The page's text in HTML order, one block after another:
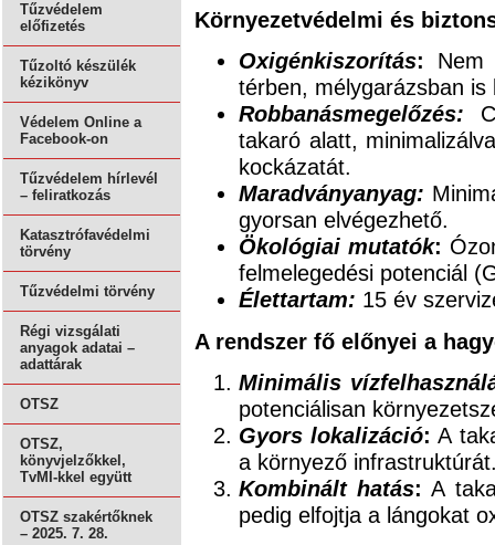
Tűzvédelem
előfizetés
Tűzoltó készülék
kézikönyv
Védelem Online a
Facebook-on
Tűzvédelem hírlevél
– feliratkozás
Katasztrófavédelmi
törvény
Tűzvédelmi törvény
Régi vizsgálati
anyagok adatai –
adattárak
OTSZ
OTSZ,
könyvjelzőkkel,
TvMI-kkel együtt
OTSZ szakértőknek
– 2025. 7. 28.
Környezetvédelmi és
Oxigénkiszorítás: Nem
térben, mélygarázsban
Robbanásmegelőzés:
takaró alatt,
kockázatát.
Maradványanyag:
gyorsan elvégezhető.
Ökológiai mutatók:
felmelegedési potenciál
Élettartam: 15 év
A rendszer fő előnyei a
Minimális
potenciálisan
Gyors lokalizáció: A
a környező
Kombinált hatás: A
pedig elfojtja a lángokat